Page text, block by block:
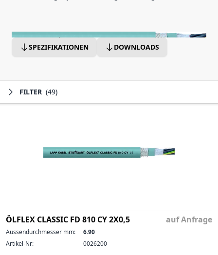
SPEZIFIKATIONEN DOWNLOADS
FILTER (49)
ÖLFLEX CLASSIC FD 810 CY 2X0,5 auf Anfrage
Aussendurchmesser mm:
6.90
Artikel-Nr:
0026200